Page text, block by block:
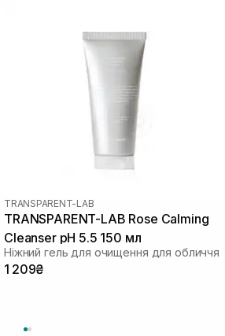
TRANSPARENT-LAB
TRANSPARENT-LAB Rose Calming
Cleanser pH 5.5 150 мл
Ніжний гель для очищення для обличчя
1 209₴